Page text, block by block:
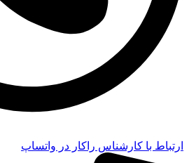
ارتباط با کارشناس راکار در واتساپ